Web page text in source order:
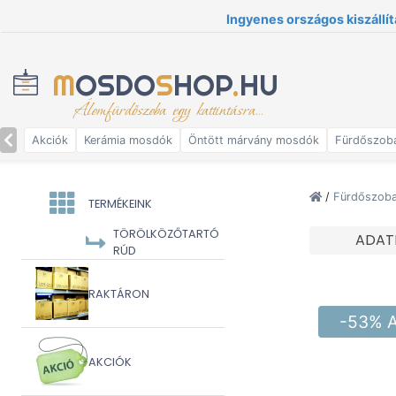
Ingyenes országos
MOSDOSHOP.HU
Álomfürdőszoba egy kattintásra...
Akciók Kerámia mosdók Öntött márvány mosdók
TERMÉKEINK
TÖRÖLKÖZŐTARTÓ
RÚD
RAKTÁRON
AKCIÓK
/
-53%